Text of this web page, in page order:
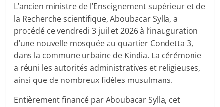
L’ancien ministre de l’Enseignement supérieur et de
la Recherche scientifique, Aboubacar Sylla, a
procédé ce vendredi 3 juillet 2026 à l’inauguration
d’une nouvelle mosquée au quartier Condetta 3,
dans la commune urbaine de Kindia. La cérémonie
a réuni les autorités administratives et religieuses,
ainsi que de nombreux fidèles musulmans.
Entièrement financé par Aboubacar Sylla, cet